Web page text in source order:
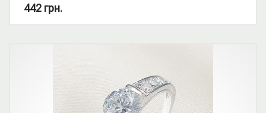
Вид: з 1 камінням, круглий камінь.
442 грн.